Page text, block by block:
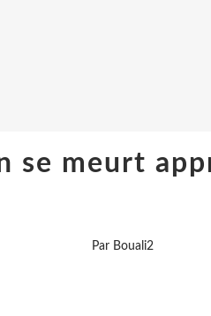
se meurt
Par Bouali2